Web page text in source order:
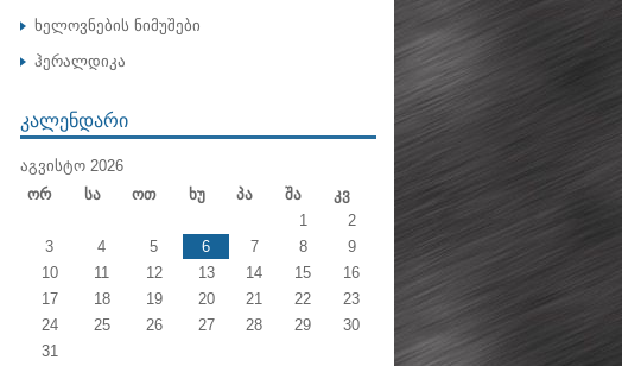
ხელოვნების ნიმუშები
ჰერალდიკა
ᲙᲐᲚᲔᲜᲓᲐᲠᲘ
ᲐᲒᲕᲘᲡᲢᲝ 2026
Ორ
Სა Ოთ Ხუ Პა Შა Კვ
1
2
3
4 5 6 7 8
9
10
11 12 13 14 15
16
17
18 19 20 21 22
23
24
25 26 27 28 29
30
31